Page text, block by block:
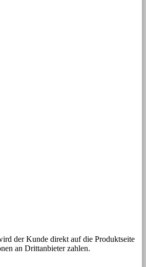
der Kunde direkt auf die Produktseite
an Drittanbieter zahlen.